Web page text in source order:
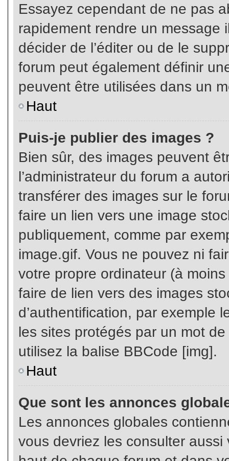
Essayez cependant de ne pas
rapidement rendre un message
décider de l’éditer ou de le
forum peut également définir
peuvent être utilisées dans un
Haut
Puis-je publier des images ?
Bien sûr, des images peuvent
l’administrateur du forum a
transférer des images sur le
faire un lien vers une image
publiquement, comme par
image.gif. Vous ne pouvez ni
votre propre ordinateur (à
faire de lien vers des images
d’authentification, par exemple
les sites protégés par un mot
utilisez la balise BBCode [img].
Haut
Que sont les annonces
Les annonces globales
vous devriez les consulter